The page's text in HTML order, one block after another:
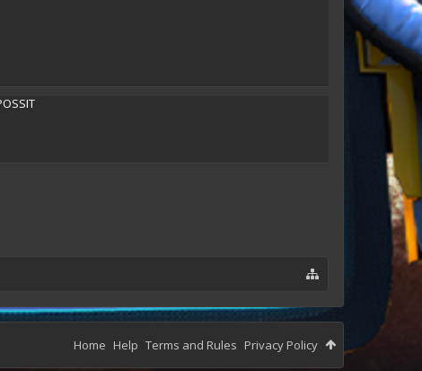
Home Help Terms and Rules Privacy Policy